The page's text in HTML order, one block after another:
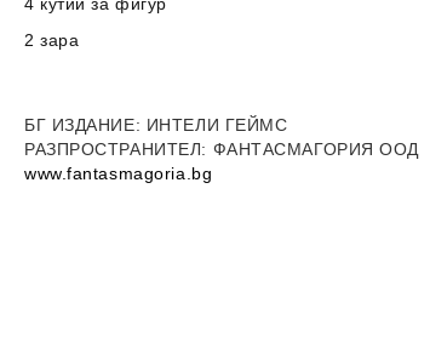
2 зара
БГ ИЗДАНИЕ: ИНТЕЛИ ГЕЙМС
РАЗПРОСТРАНИТЕЛ: ФАНТАСМАГОРИЯ ООД
www.fantasmagoria.bg